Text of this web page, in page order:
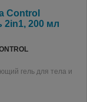
Control
200 мл
гель для тела и